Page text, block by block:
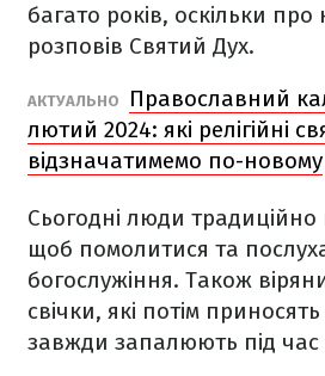
багато років, оскільки про
розповів Святий Дух.
АКТУАЛЬНО
Православний
лютий 2024: які релігійні
відзначатимемо по-новому
Сьогодні люди
щоб помолитися та
богослужіння. Також
свічки, які потім
завжди запалюють під